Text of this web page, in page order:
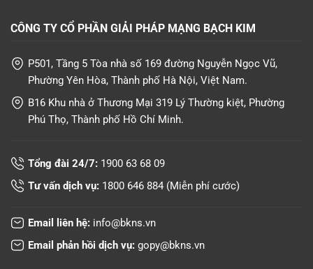
CÔNG TY CỔ PHẦN GIẢI PHÁP MẠNG BẠCH KIM
P501, Tầng 5 Tòa nhà số 169 đường Nguyễn Ngọc Vũ,
Phường Yên Hòa, Thành phố Hà Nội, Việt Nam.
B16 Khu nhà ở Thương Mại 319 Lý Thường kiệt, Phường
Phú Thọ, Thành phố Hồ Chí Minh.
Tổng đài 24/7: 1900 63 68 09
Tư vấn dịch vụ: 1800 646 884 (Miễn phí cước)
Email liên hệ: info@bkns.vn
Email phản hồi dịch vụ: gopy@bkns.vn